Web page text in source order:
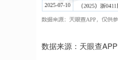
数据来源：天眼查APP